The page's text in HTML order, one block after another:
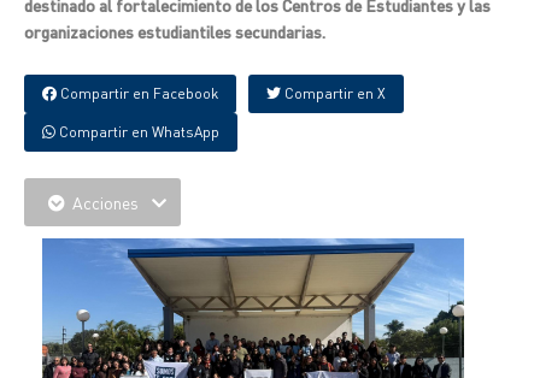
destinado al fortalecimiento de los Centros de Estudiantes y las
organizaciones estudiantiles secundarias.
Compartir en Facebook Compartir en X
Compartir en WhatsApp
Acciones